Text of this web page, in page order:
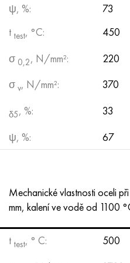
ψ, %:
73
t test, °С:
450
σ 0,2, N/mm²:
220
σ v, N/mm²: 370
δ5, %:
33
ψ, %:
67
Mechanické vlastnosti oceli
mm, kalení ve vodě od 1100
t test, ° С:
500